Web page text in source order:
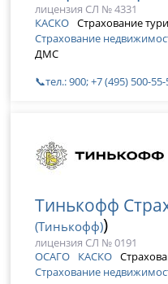
лицензия СЛ № 4331
КАСКО Страхование
Страхование
ДМС
📞тел.: 900; +7 (495) 500-
Тинькофф
(Тинькофф))
лицензия СЛ № 0191
ОСАГО
КАСКО
Страхование